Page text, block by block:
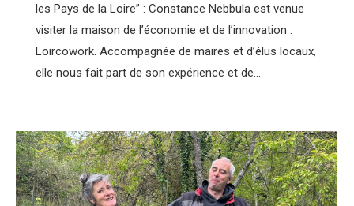
les Pays de la Loire” : Constance Nebbula est venue
visiter la maison de l’économie et de l’innovation :
Loircowork. Accompagnée de maires et d’élus locaux,
elle nous fait part de son expérience et de…